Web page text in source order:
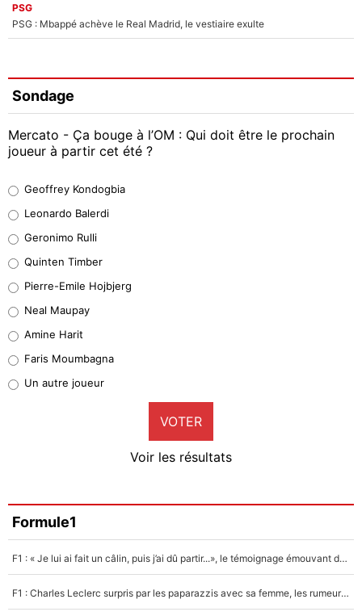
PSG
PSG : Mbappé achève le Real Madrid, le vestiaire exulte
Sondage
Mercato - Ça bouge à l’OM : Qui doit être le prochain
joueur à partir cet été ?
38%
32%
5%
1%
9%
Faris Moumbagna
5%
Un autre joueur
5%
Geoffrey Kondogbia
Leonardo Balerdi
Geronimo Rulli
Quinten Timber
Pierre-Emile Hojbjerg
Neal Maupay
Amine Harit
Faris Moumbagna
Un autre joueur
VOTER
Voir les résultats
Formule1
F1 : « Je lui ai fait un câlin, puis j’ai dû partir...», le témoignage émouvant de Max Verstappen sur sa fille
F1 : Charles Leclerc surpris par les paparazzis avec sa femme, les rumeurs étaient vraies !